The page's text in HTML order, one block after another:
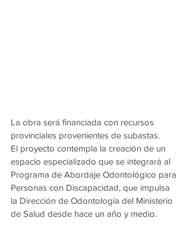
La obra será financiada con recursos
provinciales provenientes de subastas.
El proyecto contempla la creación de un
espacio especializado que se integrará al
Programa de Abordaje Odontológico para
Personas con Discapacidad, que impulsa
la Dirección de Odontología del Ministerio
de Salud desde hace un año y medio.